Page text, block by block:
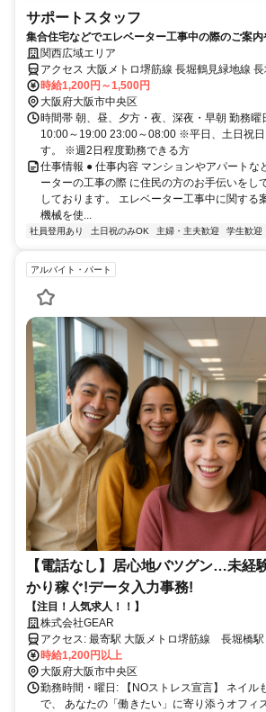
サポートスタッフ
集合住宅などでエレベーター工事中の際のご案
いいたします。
関西広域エリア
アクセス 大阪メトロ堺筋線 長堀鶴見緑地線
時給1,200円～1,500円
大阪府大阪市中央区
時間帯 朝、昼、夕方・夜、深夜・早朝 勤務
10:00～19:00 23:00～08:00 ※平日、土日祝日
す。 ※週2日程度勤務できる方
仕事情報 ● 仕事内容 マンションやアパートな
ーターの工事の際 に住民の方のお手伝いをし
しております。 エレベーター工事中に関する
機械を使...
社員登用あり 土日祝のみOK 主婦・主夫歓迎 学生歓迎
アルバイト・パート
【電話なし】居心地バツグン…未経
かり稼ぐ!データ入力事務!
【注目！人気求人！！】
株式会社GEAR
アクセス: 最寄駅 大阪メトロ堺筋線 長堀橋駅 徒歩10分 大阪メトロ
御堂筋線 心斎橋駅 徒歩5分 大阪メトロ御
分 大阪メトロ堺筋線 堺筋本町駅 徒歩10分
時給1,200円以上
大阪府大阪市中央区
勤務時間・曜日: 【NOストレス宣言】 ネイル
で、 あなたの「働きたい」に寄り添うオフィ